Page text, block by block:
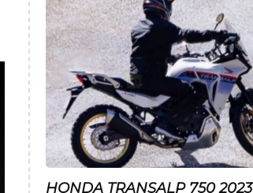
HONDA TRANSALP 750 2023